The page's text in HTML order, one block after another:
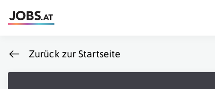
Zurück zur Startseite